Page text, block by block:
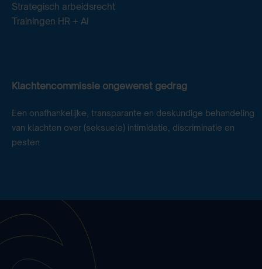
Strategisch arbeidsrecht
Trainingen HR + AI
Klachtencommissie ongewenst gedrag
Een onafhankelijke, transparante en deskundige behandeling
van klachten over (seksuele) intimidatie, discriminatie en
pesten